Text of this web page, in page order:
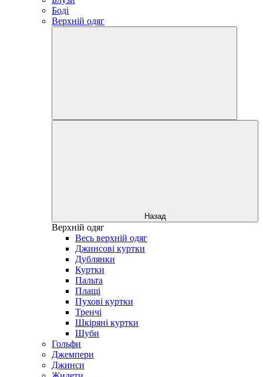
Боді
Верхній одяг
Назад
Верхній одяг
Весь верхній одяг
Джинсові куртки
Дублянки
Куртки
Пальта
Плащі
Пухові куртки
Тренчі
Шкіряні куртки
Шуби
Гольфи
Джемпери
Джинси